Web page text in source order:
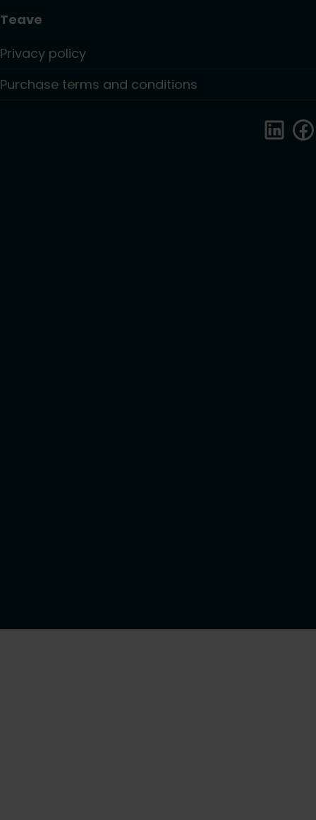
Teave
Privacy policy
Purchase terms and conditions